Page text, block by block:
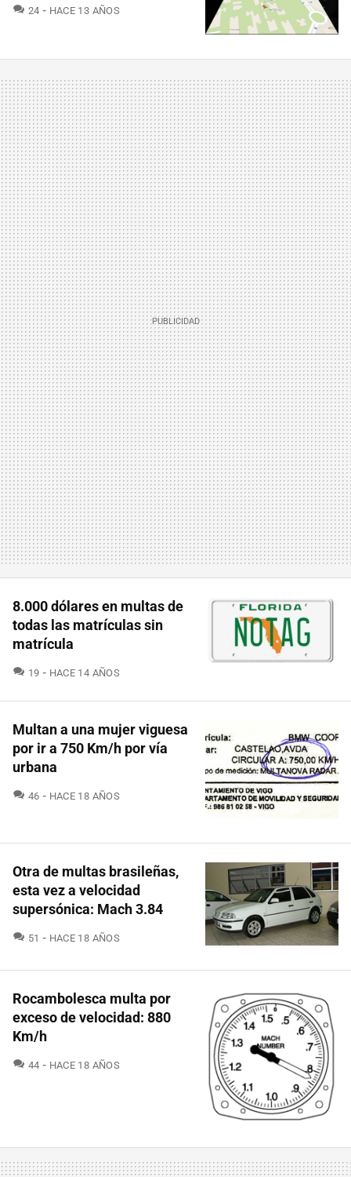
24 COMENTARIOS
HACE 13 AÑOS
8.000 dólares en multas de
todas las matrículas sin
matrícula
19 COMENTARIOS
HACE 14 AÑOS
Multan a una mujer viguesa
por ir a 750 Km/h por vía
urbana
46 COMENTARIOS
HACE 18 AÑOS
Otra de multas brasileñas,
esta vez a velocidad
supersónica: Mach 3.84
51 COMENTARIOS
HACE 18 AÑOS
Rocambolesca multa por
exceso de velocidad: 880
Km/h
44 COMENTARIOS
HACE 18 AÑOS